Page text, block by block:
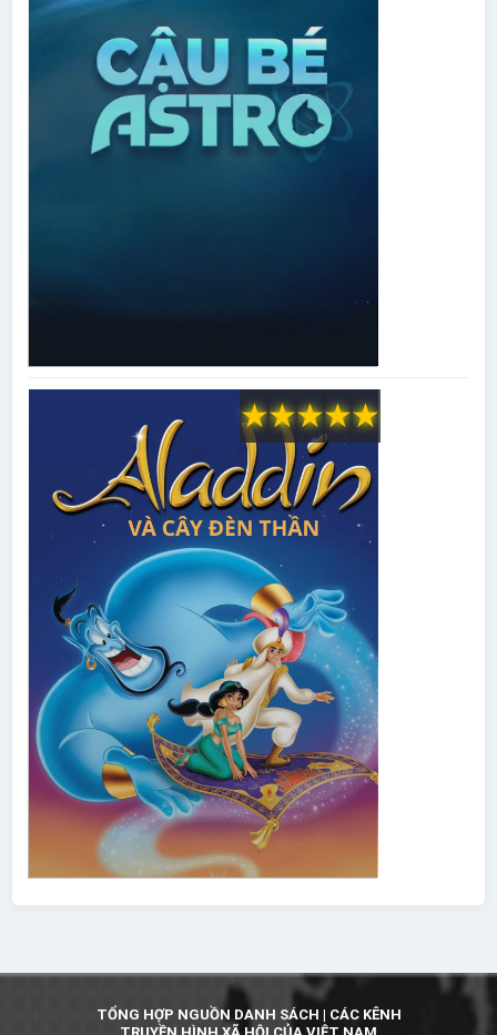
★
★
★
★
★
TỔNG HỢP NGUỒN DANH SÁCH | CÁC KÊNH